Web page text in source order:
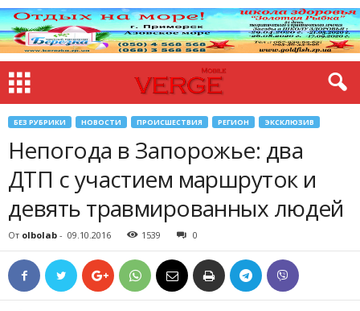
БЕЗ РУБРИКИ НОВОСТИ ПРОИСШЕСТВИЯ РЕГИОН ЭКСКЛЮЗИВ
Непогода в Запорожье: два
ДТП с участием маршруток и
девять травмированных людей
От olbolab - 09.10.2016 1539 0